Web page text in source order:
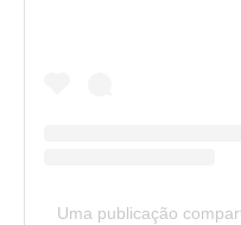
Uma publicação